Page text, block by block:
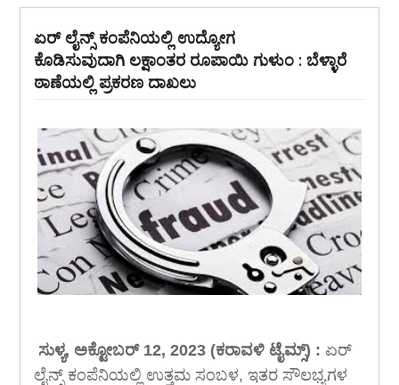
ಏರ್ ಲೈನ್ಸ್ ಕಂಪೆನಿಯಲ್ಲಿ ಉದ್ಯೋಗ
ಕೊಡಿಸುವುದಾಗಿ ಲಕ್ಷಾಂತರ ರೂಪಾಯಿ ಗುಳುಂ : ಬೆಳ್ಳಾರೆ
ಠಾಣೆಯಲ್ಲಿ ಪ್ರಕರಣ ದಾಖಲು
ಸುಳ್ಯ, ಅಕ್ಟೋಬರ್ 12, 2023 (ಕರಾವಳಿ ಟೈಮ್ಸ್) : ಏರ್
ಲೈನ್ಸ್ ಕಂಪೆನಿಯಲ್ಲಿ ಉತ್ತಮ ಸಂಬಳ, ಇತರ ಸೌಲಭ್ಯಗಳ